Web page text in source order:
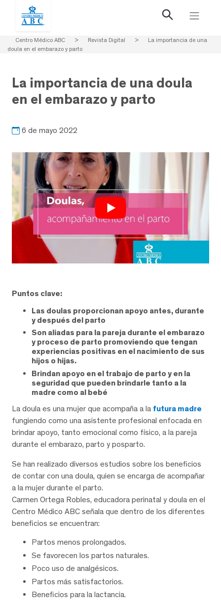
Centro Médico ABC > Revista Digital >
La importancia de una
doula en el embarazo y parto
La importancia de una doula
en el embarazo y parto
6 de mayo 2022
Puntos clave:
Las doulas proporcionan apoyo antes, durante
y después del parto
Son aliadas para la pareja durante el embarazo
y proceso de parto promoviendo que tengan
experiencias positivas en el nacimiento de sus
hijos o hijas.
Brindan apoyo en el trabajo de parto y en la
seguridad que pueden brindarle tanto a la
madre como al bebé
La doula es una mujer que acompaña a la futura madre
fungiendo como una asistente profesional enfocada en
brindar apoyo, tanto emocional como físico, a la pareja
durante el embarazo, parto y posparto.
Se han realizado diversos estudios sobre los beneficios
de contar con una doula, quien se encarga de acompañar
a la mujer durante el parto.
Carmen Ortega Robles, educadora perinatal y doula en el
Centro Médico ABC señala que dentro de los diferentes
beneficios se encuentran:
Partos menos prolongados.
Se favorecen los partos naturales.
Poco uso de analgésicos.
Partos más satisfactorios.
Beneficios para la lactancia.